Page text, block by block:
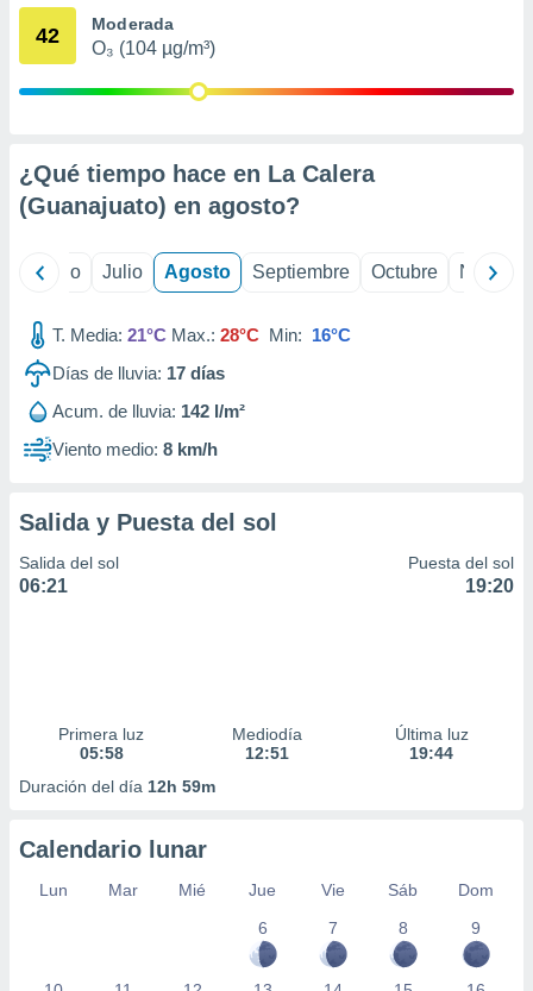
e
publicidad
1199
42 Moderada
O₃ (104 µg/m³)
¿Qué tiempo hace en La Calera
(Guanajuato) en agosto?
Junio Julio Agosto Septiembre Octubre
T. Media: 21°C Max.: 28°C Min: 16°C
Días de lluvia: 17 días
Acum. de lluvia: 142 l/m²
Viento medio: 8 km/h
Salida y Puesta del sol
Salida del sol
06:21
Puesta del sol
19:20
Primera luz
05:58
Mediodía
12:51
Última luz
19:44
Duración del día 12h 59m
Calendario lunar
Lun Mar Mié Jue Vie Sáb
Dom
6
7 8 9